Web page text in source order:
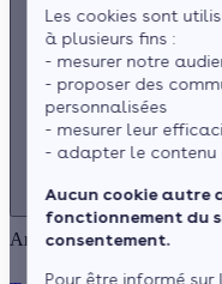
Les cookies sont
à plusieurs fins :
- mesurer notre
- proposer des
personnalisées
- mesurer leur
- adapter le contenu
Aucun cookie autre
fonctionnement du
consentement.
Pour être informé
Besoin d'aide ?
Du lundi au vendredi de
(prix d'un appel local)
Artisan RGE ? Nous avons